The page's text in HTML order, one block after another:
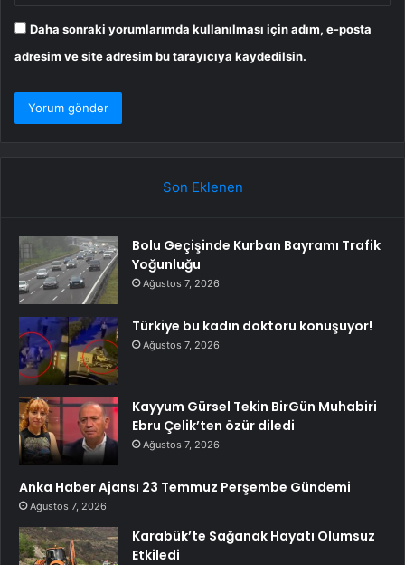
Daha sonraki yorumlarımda kullanılması için adım, e-posta
adresim ve site adresim bu tarayıcıya kaydedilsin.
Son Eklenen
Bolu Geçişinde Kurban Bayramı Trafik
Yoğunluğu
Ağustos 7, 2026
Türkiye bu kadın doktoru konuşuyor!
Ağustos 7, 2026
Kayyum Gürsel Tekin BirGün Muhabiri
Ebru Çelik’ten özür diledi
Ağustos 7, 2026
Anka Haber Ajansı 23 Temmuz Perşembe Gündemi
Ağustos 7, 2026
Karabük’te Sağanak Hayatı Olumsuz
Etkiledi